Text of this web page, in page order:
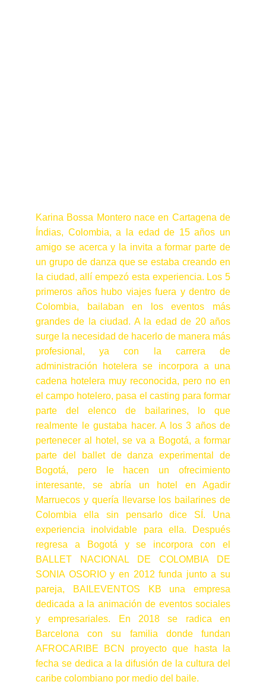
Karina Bossa Montero nace en Cartagena de
Índias, Colombia, a la edad de 15 años un
amigo se acerca y la invita a formar parte de
un grupo de danza que se estaba creando en
la ciudad, allí empezó esta experiencia. Los 5
primeros años hubo viajes fuera y dentro de
Colombia, bailaban en los eventos más
grandes de la ciudad. A la edad de 20 años
surge la necesidad de hacerlo de manera más
profesional, ya con la carrera de
administración hotelera se incorpora a una
cadena hotelera muy reconocida, pero no en
el campo hotelero, pasa el casting para formar
parte del elenco de bailarines, lo que
realmente le gustaba hacer. A los 3 años de
pertenecer al hotel, se va a Bogotá, a formar
parte del ballet de danza experimental de
Bogotá, pero le hacen un ofrecimiento
interesante, se abría un hotel en Agadir
Marruecos y quería llevarse los bailarines de
Colombia ella sin pensarlo dice SÍ. Una
experiencia inolvidable para ella. Después
regresa a Bogotá y se incorpora con el
BALLET NACIONAL DE COLOMBIA DE
SONIA OSORIO y en 2012 funda junto a su
pareja, BAILEVENTOS KB una empresa
dedicada a la animación de eventos sociales
y empresariales. En 2018 se radica en
Barcelona con su familia donde fundan
AFROCARIBE BCN proyecto que hasta la
fecha se dedica a la difusión de la cultura del
caribe colombiano por medio del baile.